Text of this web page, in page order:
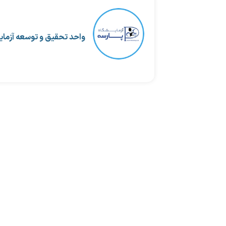
واحد تحقیق و توسعه